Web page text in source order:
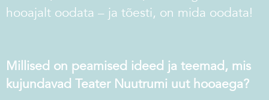
hooajalt oodata – ja tõesti, on mida oodata!
Millised on peamised ideed ja teemad, mis
kujundavad Teater Nuutrumi uut hooaega?